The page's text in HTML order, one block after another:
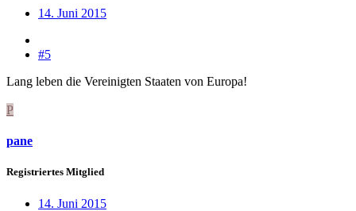
14. Juni 2015
#5
Lang leben die Vereinigten Staaten von Europa!
P
pane
Registriertes Mitglied
14. Juni 2015